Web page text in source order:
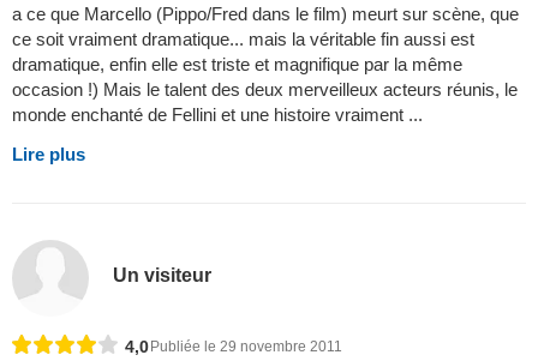
a ce que Marcello (Pippo/Fred dans le film) meurt sur scène, que
ce soit vraiment dramatique... mais la véritable fin aussi est
dramatique, enfin elle est triste et magnifique par la même
occasion !) Mais le talent des deux merveilleux acteurs réunis, le
monde enchanté de Fellini et une histoire vraiment ...
Lire plus
Un visiteur
4,0 Publiée le 29 novembre 2011